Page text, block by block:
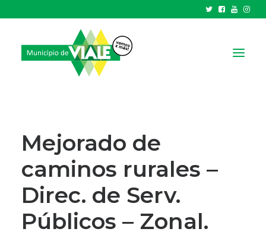
GOBIERNO
HCD
TRÁMITES Y SERVICIOS
CIUDAD
PARQUE INDUSTRIAL
Mejorado de
caminos rurales –
Direc. de Serv.
Públicos – Zonal.